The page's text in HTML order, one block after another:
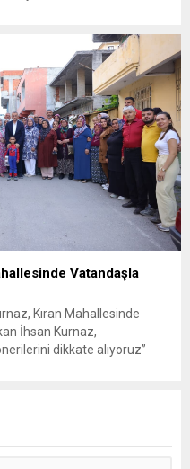
Vatandaşla
Kıran Mahallesinde
İhsan Kurnaz,
dikkate alıyoruz”
dinleyen Başkan İhsan